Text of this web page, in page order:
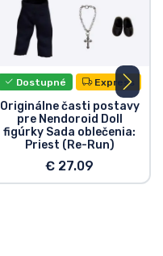
Dostupné Express
Originálne časti postavy
pre Nendoroid Doll
figúrky Sada oblečenia:
Priest (Re-Run)
€ 27.09